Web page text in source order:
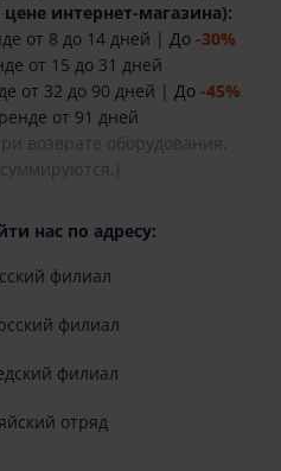
интернет-магазина):
от 8 до 14 дней | До -30%
от 15 до 31 дней
от 32 до 90 дней | До -45%
от 91 дней
возврате оборудования.
нас по адресу:
филиал
филиал
филиал
отряд